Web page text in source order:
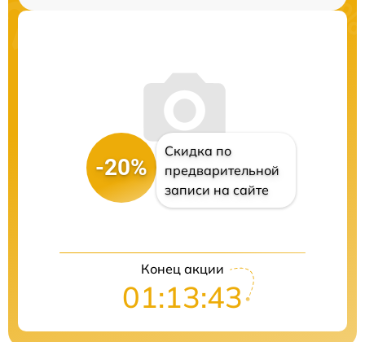
-20%
Скидка по
предварительной
записи на сайте
Конец акции
01:13:42